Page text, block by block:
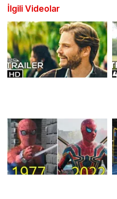
İlgili Videolar